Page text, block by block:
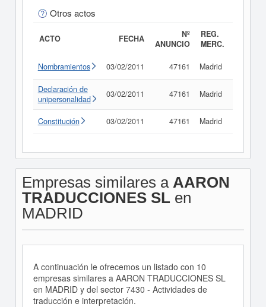
Otros actos
ACTO FECHA
Nº
ANUNCIO
REG.
MERC.
Nombramientos 03/02/2011 47161 Madrid
Declaración de
unipersonalidad
03/02/2011 47161 Madrid
Constitución 03/02/2011 47161 Madrid
Empresas similares a AARON
TRADUCCIONES SL en
MADRID
A continuación le ofrecemos un listado con 10
empresas similares a AARON TRADUCCIONES SL
en MADRID y del sector 7430 - Actividades de
traducción e interpretación.